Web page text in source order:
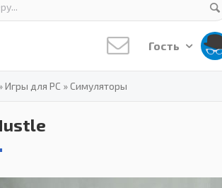
Гость
Игры для PC »Симуляторы